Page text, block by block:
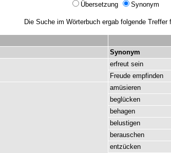
Übersetzung
Synonym
Die Suche im Wörterbuch ergab folgende Treffer
Synonym
erfreut sein
Freude empfinden
amüsieren
beglücken
behagen
belustigen
berauschen
entzücken